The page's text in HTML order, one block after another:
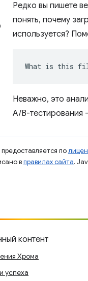
Редко вы пишете
понять, почему
используется?
What is this
Неважно, это
A/B-тестирования
по
вправилах сайта.
контент
Хрома
успеха